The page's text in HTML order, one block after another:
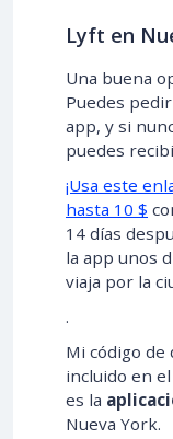
Lyft en
Una buena
Puedes
app, y si
puedes
¡Usa este
hasta 10 $
14 días
la app unos
viaja por la
.
Mi código de
incluido en
es la
Nueva York.